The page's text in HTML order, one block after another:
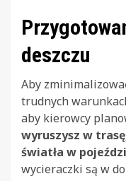
deszczu
Aby
trudnych
aby kierowcy
wyruszysz w
światła w
wycieraczki są w